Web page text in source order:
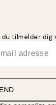
tilmelder dig